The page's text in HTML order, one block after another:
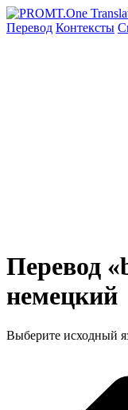
Перевод Контексты
Перевод
немецкий
Выберите исходный